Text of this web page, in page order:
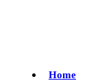
Home